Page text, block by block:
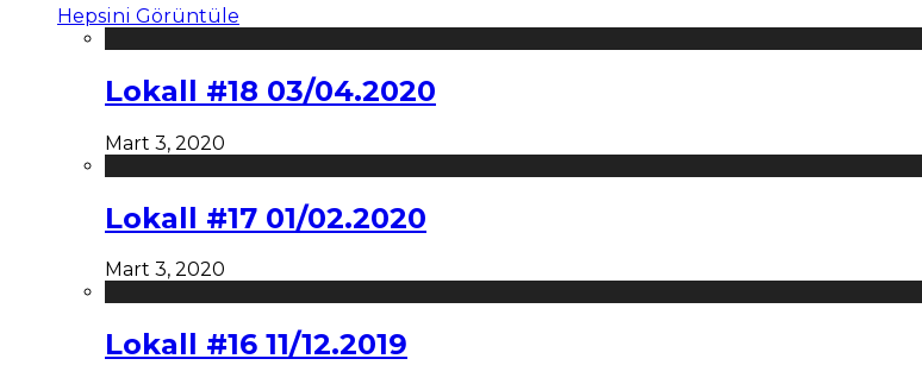
Hepsini Görüntüle
Lokall #18 03/04.2020
Mart 3, 2020
Lokall #17 01/02.2020
Mart 3, 2020
Lokall #16 11/12.2019